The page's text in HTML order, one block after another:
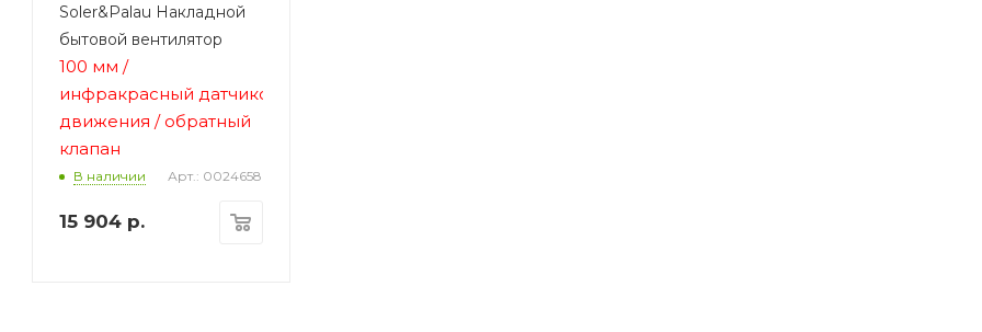
Soler&Palau Накладной
бытовой вентилятор
100 мм /
инфракрасный датчиком
движения / обратный
клапан
В наличии Арт.: 0024658
15 904 р.